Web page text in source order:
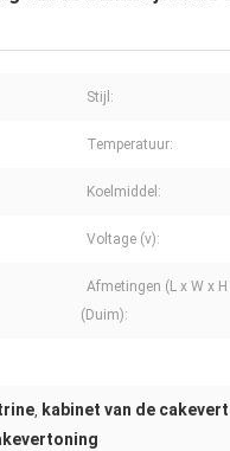
Stijl:
Temperatuur:
Koelmiddel:
Voltage (v):
Afmetingen (L x W x H
(Duim):
, kabinet van de